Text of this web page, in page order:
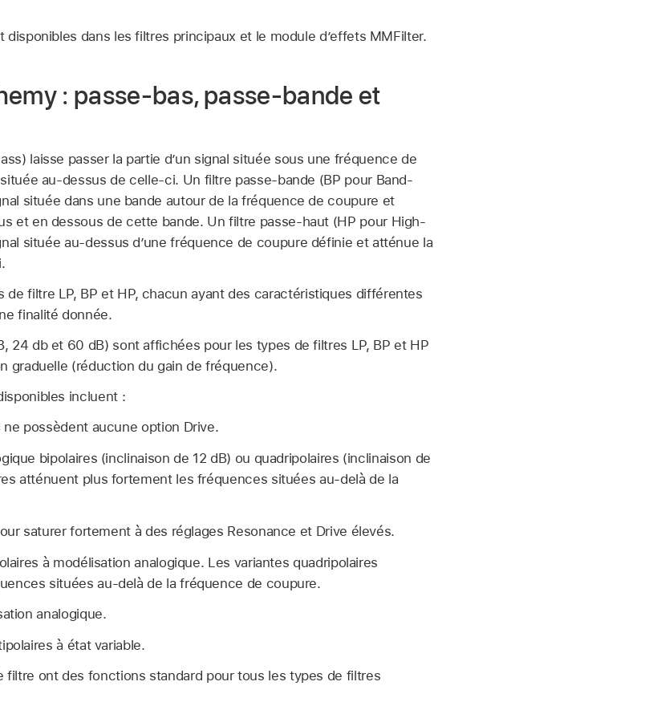
dans les filtres principaux et le module d’effets MMFilter.
: passe-bas, passe-bande et
laisse passer la partie d’un signal située sous une fréquence de
au-dessus de celle-ci. Un filtre passe-bande (BP pour Band-
située dans une bande autour de la fréquence de coupure et
et en dessous de cette bande. Un filtre passe-haut (HP pour High-
située au-dessus d’une fréquence de coupure définie et atténue la
de filtre LP, BP et HP, chacun ayant des caractéristiques différentes
finalité donnée.
24 db et 60 dB) sont affichées pour les types de filtres LP, BP et HP
graduelle (réduction du gain de fréquence).
incluent :
possèdent aucune option Drive.
bipolaires (inclinaison de 12 dB) ou quadripolaires (inclinaison de
atténuent plus fortement les fréquences situées au-delà de la
saturer fortement à des réglages Resonance et Drive élevés.
à modélisation analogique. Les variantes quadripolaires
situées au-delà de la fréquence de coupure.
analogique.
à état variable.
filtre ont des fonctions standard pour tous les types de filtres